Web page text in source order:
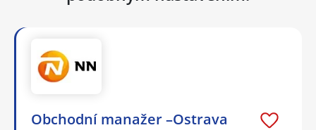
Obchodní manažer –Ostrava